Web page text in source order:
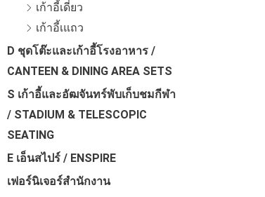
เก้าอี้เดี่ยว
เก้าอี้เแถว
D ชุดโต๊ะและเก้าอี้โรงอาหาร /
CANTEEN & DINING AREA SETS
S เก้าอี้และอัฒจันทร์พับเก็บชมกีฬา
/ STADIUM & TELESCOPIC
SEATING
E เอ็นสไปร์ / ENSPIRE
เฟอร์นิเจอร์สำนักงาน